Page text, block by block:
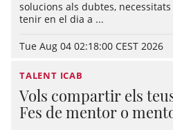
solucions als dubtes,
tenir en el dia a ...
Tue Aug 04 02:18:00 CEST 2026
TALENT ICAB
Vols compartir els
Fes de mentor o